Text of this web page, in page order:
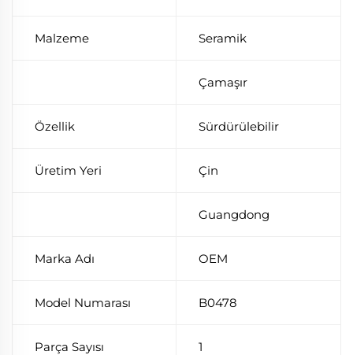
Malzeme Seramik
Çamaşır
Özellik Sürdürülebilir
Üretim Yeri Çin
Guangdong
Marka Adı OEM
Model Numarası B0478
Parça Sayısı 1